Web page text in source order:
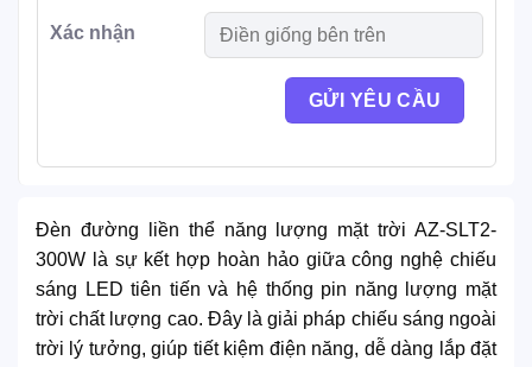
Đèn đường liền thể năng lượng mặt trời AZ-SLT2-
300W là sự kết hợp hoàn hảo giữa công nghệ chiếu
sáng LED tiên tiến và hệ thống pin năng lượng mặt
trời chất lượng cao. Đây là giải pháp chiếu sáng ngoài
trời lý tưởng, giúp tiết kiệm điện năng, dễ dàng lắp đặt
Xác nhận